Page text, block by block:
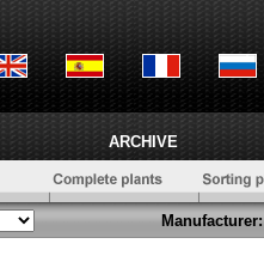
ARCHIVE
Manufacturer: